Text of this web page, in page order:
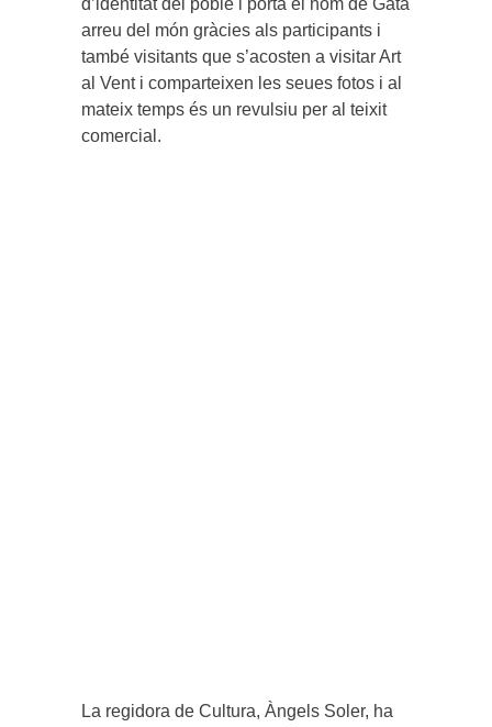
d’identitat del poble i porta el nom de Gata
arreu del món gràcies als participants i
també visitants que s’acosten a visitar Art
al Vent i comparteixen les seues fotos i al
mateix temps és un revulsiu per al teixit
comercial.
La regidora de Cultura, Àngels Soler, ha